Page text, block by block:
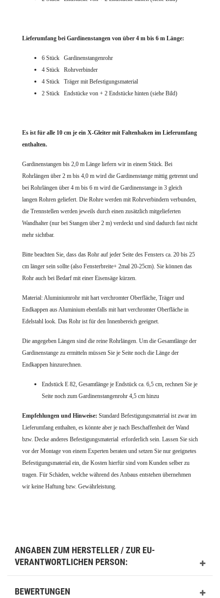
Lieferumfang bei Gardinenstangen von über 4 m bis 6 m Länge:
6 Stück Gardinenstangenrohr
4 Stück Rohrverbinder
4 Stück Träger mit Befestigungsmaterial
2 Stück Endstücke von + 2 Endstücke hinten (siehe Bild)
Es ist für alle 10 cm je ein X-Gleiter mit Faltenhaken im Lieferumfang
enthalten.
Gardinenstangen bis 2,0 m Länge liefern wir in einem Stück. Bei
Rohrlängen über 2 m bis 4,0 m wird die Gardinenstange mittig getrennt und
bei Rohrlängen über 4 m bis 6 m wird die Gardinenstange in 3 gleich
langen Rohren geliefert. Die Rohre werden mit Rohrverbindern verbunden,
die Trennstellen werden jeweils durch einen zusätzlich mitgelieferten
Wandhalter (nur bei Stangen über 2 m) verdeckt und sind dadurch fast nicht
mehr sichtbar.
Bitte beachten Sie, dass das Rohr auf jeder Seite des Fensters ca. 20 bis 25
cm länger sein sollte (also Fensterbreite+ 2mal 20-25cm). Sie können das
Rohr auch bei Bedarf mit einer Eisensäge kürzen.
Material: Aluminiumrohr mit hart verchromter Oberfläche, Träger und
Endkappen aus Aluminium ebenfalls mit hart verchromter Oberfläche in
Edelstahl look. Das Rohr ist für den Innenbereich geeignet.
Die angegeben Längen sind die reine Rohrlängen. Um die Gesamtlänge der
Gardinenstange zu ermitteln müssen Sie je Seite noch die Länge der
Endkappen hinzurechnen.
Endstück E 82, Gesamtlänge je Endstück ca. 6,5 cm, rechnen Sie je
Seite noch zum Gardinenstangenrohr 4,5 cm hinzu
Empfehlungen und Hinweise: Standard Befestigungsmaterial ist zwar im
Lieferumfang enthalten, es könnte aber je nach Beschaffenheit der Wand
bzw. Decke anderes Befestigungsmaterial erforderlich sein. Lassen Sie sich
vor der Montage von einem Experten beraten und setzen Sie nur geeignetes
Befestigungsmaterial ein, die Kosten hierfür sind vom Kunden selber zu
tragen. Für Schäden, welche während des Anbaus entstehen übernehmen
wir keine Haftung bzw. Gewährleistung.
ANGABEN ZUM HERSTELLER / ZUR EU-
VERANTWORTLICHEN PERSON:
BEWERTUNGEN